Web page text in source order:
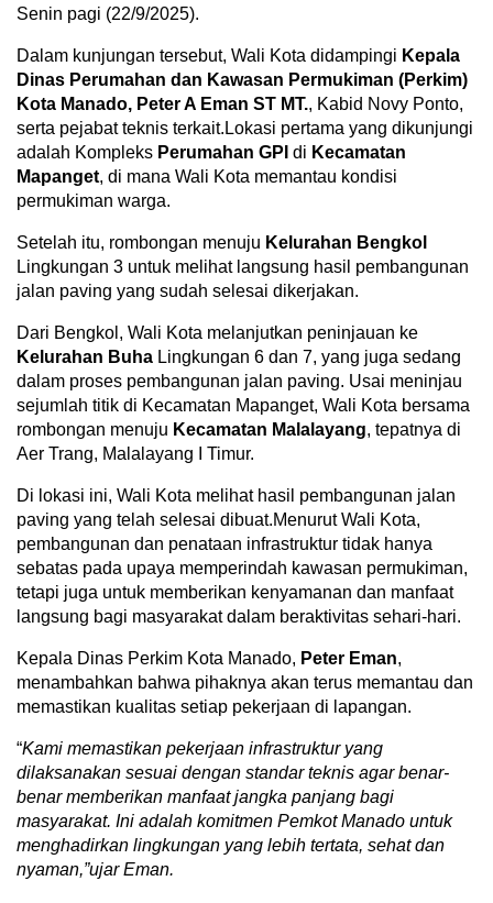
Senin pagi (22/9/2025).
Dalam kunjungan tersebut, Wali Kota didampingi Kepala
Dinas Perumahan dan Kawasan Permukiman (Perkim)
Kota Manado, Peter A Eman ST MT., Kabid Novy Ponto,
serta pejabat teknis terkait.Lokasi pertama yang dikunjungi
adalah Kompleks Perumahan GPI di Kecamatan
Mapanget, di mana Wali Kota memantau kondisi
permukiman warga.
Setelah itu, rombongan menuju Kelurahan Bengkol
Lingkungan 3 untuk melihat langsung hasil pembangunan
jalan paving yang sudah selesai dikerjakan.
Dari Bengkol, Wali Kota melanjutkan peninjauan ke
Kelurahan Buha Lingkungan 6 dan 7, yang juga sedang
dalam proses pembangunan jalan paving. Usai meninjau
sejumlah titik di Kecamatan Mapanget, Wali Kota bersama
rombongan menuju Kecamatan Malalayang, tepatnya di
Aer Trang, Malalayang I Timur.
Di lokasi ini, Wali Kota melihat hasil pembangunan jalan
paving yang telah selesai dibuat.Menurut Wali Kota,
pembangunan dan penataan infrastruktur tidak hanya
sebatas pada upaya memperindah kawasan permukiman,
tetapi juga untuk memberikan kenyamanan dan manfaat
langsung bagi masyarakat dalam beraktivitas sehari-hari.
Kepala Dinas Perkim Kota Manado, Peter Eman,
menambahkan bahwa pihaknya akan terus memantau dan
memastikan kualitas setiap pekerjaan di lapangan.
“Kami memastikan pekerjaan infrastruktur yang
dilaksanakan sesuai dengan standar teknis agar benar-
benar memberikan manfaat jangka panjang bagi
masyarakat. Ini adalah komitmen Pemkot Manado untuk
menghadirkan lingkungan yang lebih tertata, sehat dan
nyaman,”ujar Eman.